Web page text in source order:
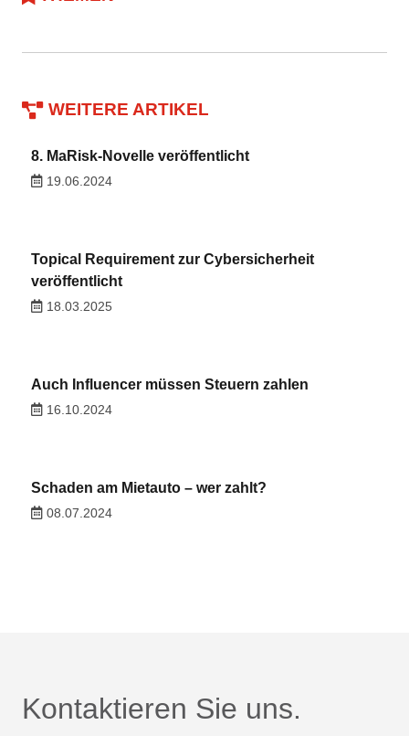
WEITERE ARTIKEL
8. MaRisk-Novelle veröffentlicht
19.06.2024
Topical Requirement zur Cybersicherheit
veröffentlicht
18.03.2025
Auch Influencer müssen Steuern zahlen
16.10.2024
Schaden am Mietauto – wer zahlt?
08.07.2024
Kontaktieren Sie uns.